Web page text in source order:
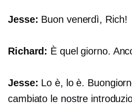
Jesse: Buon venerdì, Rich!
Richard: È quel giorno.
Jesse: Lo è, lo è.
cambiato le nostre